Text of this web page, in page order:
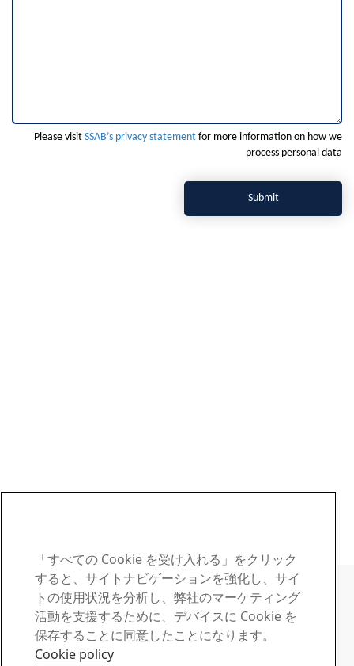
問い合わせ - SSAB
お問い合わせ
ご不明な点はありませんか？
担当窓口を検索
「すべての Cookie を受け入れる」をクリック
すると、サイトナビゲーションを強化し、サイ
トの使用状況を分析し、弊社のマーケティング
活動を支援するために、デバイスに Cookie を
保存することに同意したことになります。
Cookie policy